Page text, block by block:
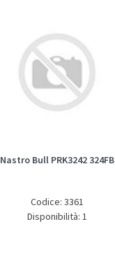
Nastro Bull PRK3242 324FB
Codice: 3361
Disponibilità: 1